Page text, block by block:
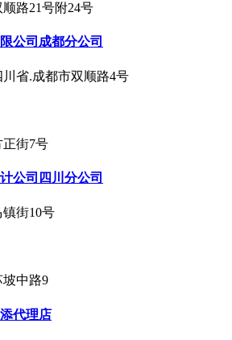
路21号附24号
公司成都分公司
省.成都市双顺路4号
街7号
公司四川分公司
街10号
中路9
代理店